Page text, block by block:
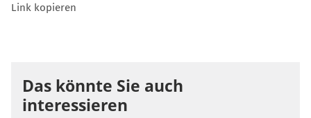
Link kopieren
Das könnte Sie auch
interessieren